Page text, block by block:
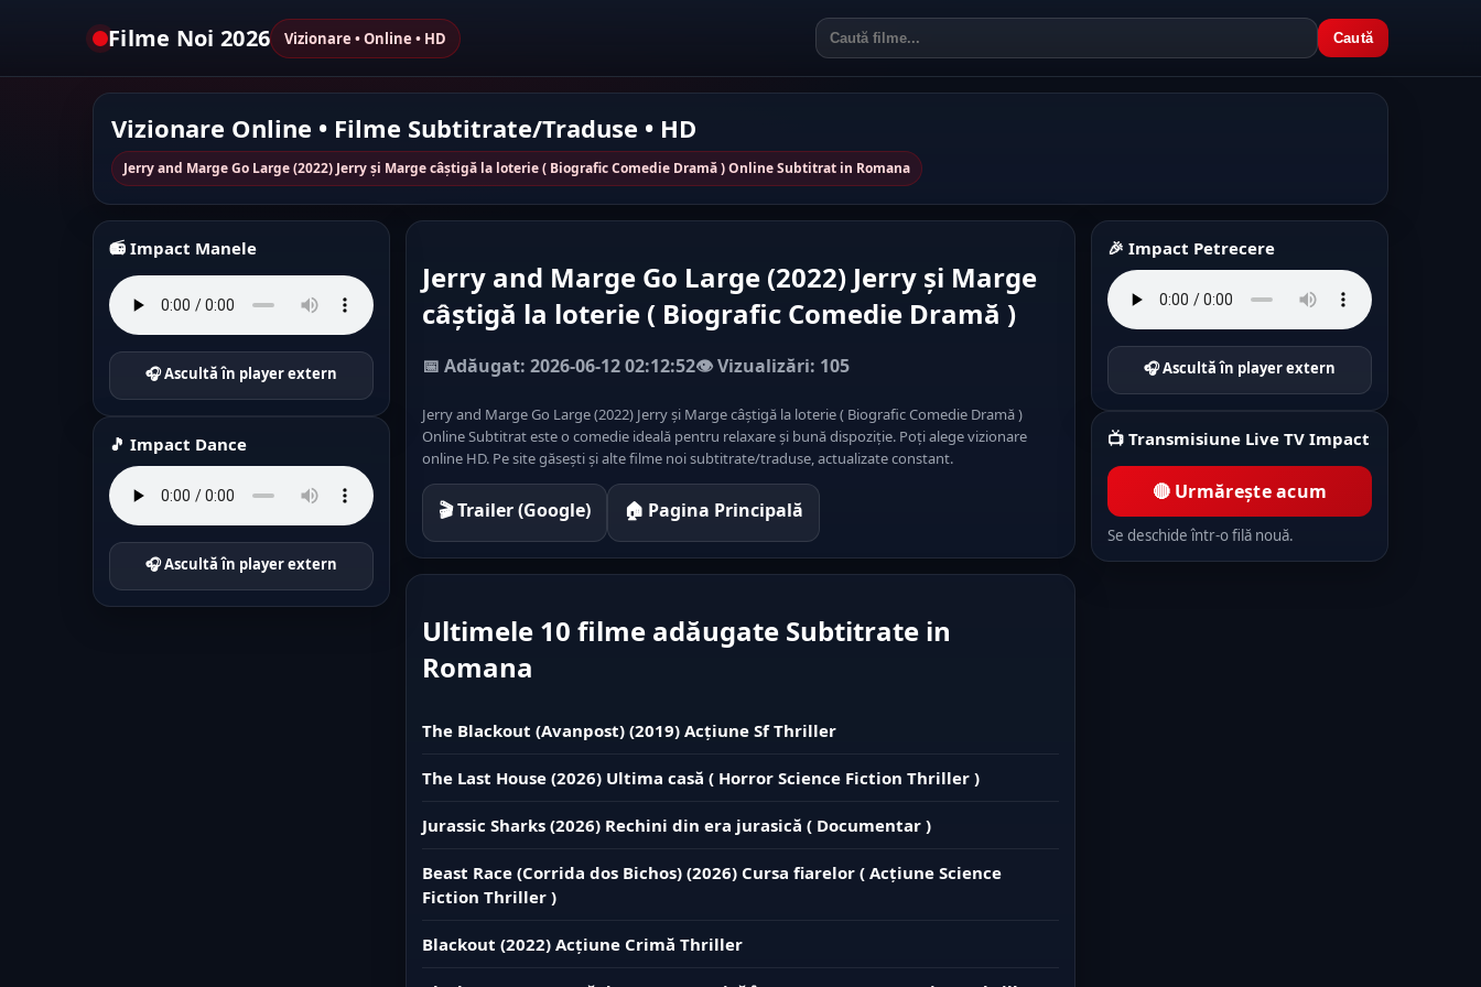
Filme Noi 2026 Vizionare • Online • HD Caută
Vizionare Online • Filme Subtitrate/Traduse • HD
Jerry and Marge Go Large (2022) Jerry și Marge câștigă la loterie ( Biografic Comedie Dramă ) Online Subtitrat in Romana
📻 Impact Manele
🎧 Ascultă în player extern
🎵 Impact Dance
🎧 Ascultă în player extern
Jerry and Marge Go Large (2022) Jerry și Marge
câștigă la loterie ( Biografic Comedie Dramă )
📅 Adăugat: 2026-06-12 02:12:52👁️ Vizualizări: 105
Jerry and Marge Go Large (2022) Jerry și Marge câștigă la loterie ( Biografic Comedie Dramă )
Online Subtitrat este o comedie ideală pentru relaxare și bună dispoziție. Poți alege vizionare
online HD. Pe site găsești și alte filme noi subtitrate/traduse, actualizate constant.
🎬 Trailer (Google) 🏠 Pagina Principală
Ultimele 10 filme adăugate Subtitrate in
Romana
The Blackout (Avanpost) (2019) Acțiune Sf Thriller
The Last House (2026) Ultima casă ( Horror Science Fiction Thriller )
Jurassic Sharks (2026) Rechini din era jurasică ( Documentar )
Beast Race (Corrida dos Bichos) (2026) Cursa fiarelor ( Acțiune Science
Fiction Thriller )
Blackout (2022) Acțiune Crimă Thriller
🎉 Impact Petrecere
🎧 Ascultă în player extern
📺 Transmisiune Live TV Impact
🔴 Urmărește acum
Se deschide într-o filă nouă.